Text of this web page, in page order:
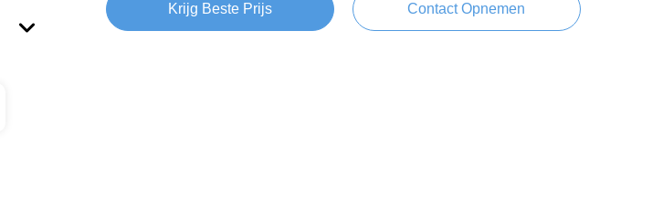
Krijg Beste Prijs Contact Opnemen